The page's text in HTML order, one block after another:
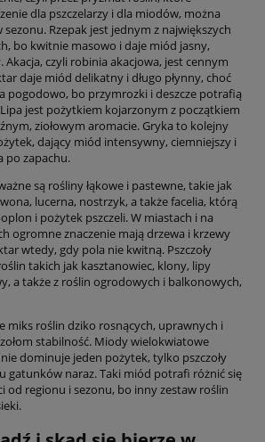
dla pszczelarzy i dla miodów, można
Rzepak jest jednym z największych
bo kwitnie masowo i daje miód jasny,
czyli robinia akacjowa, jest cennym
daje miód delikatny i długo płynny, choć
pogodowo, bo przymrozki i deszcze potrafią
jest pożytkiem kojarzonym z początkiem
ziołowym aromacie. Gryka to kolejny
dający miód intensywny, ciemniejszy i
po zapachu.
są rośliny łąkowe i pastewne, takie jak
lucerna, nostrzyk, a także facelia, którą
i pożytek pszczeli. W miastach i na
ogromne znaczenie mają drzewa i krzewy
wtedy, gdy pola nie kwitną. Pszczoły
takich jak kasztanowiec, klony, lipy
a także z roślin ogrodowych i balkonowych,
miks roślin dziko rosnących, uprawnych i
stabilność. Miody wielokwiatowe
dominuje jeden pożytek, tylko pszczoły
gatunków naraz. Taki miód potrafi różnić się
od regionu i sezonu, bo inny zestaw roślin